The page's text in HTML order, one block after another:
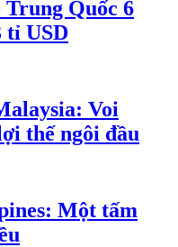
Quốc 6
tỉ USD
Voi
thế ngôi đầu
Một tấm